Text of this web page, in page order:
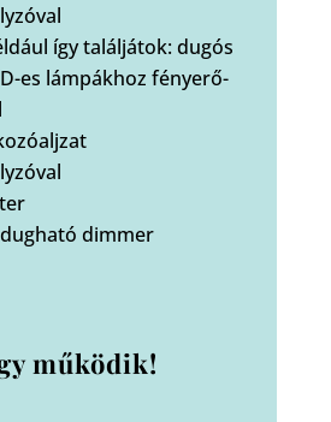
így találjátok: dugós
es lámpákhoz fényerő-
dimmer
működik!